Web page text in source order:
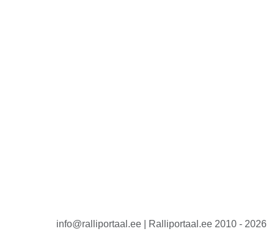
info@ralliportaal.ee | Ralliportaal.ee 2010 - 2026